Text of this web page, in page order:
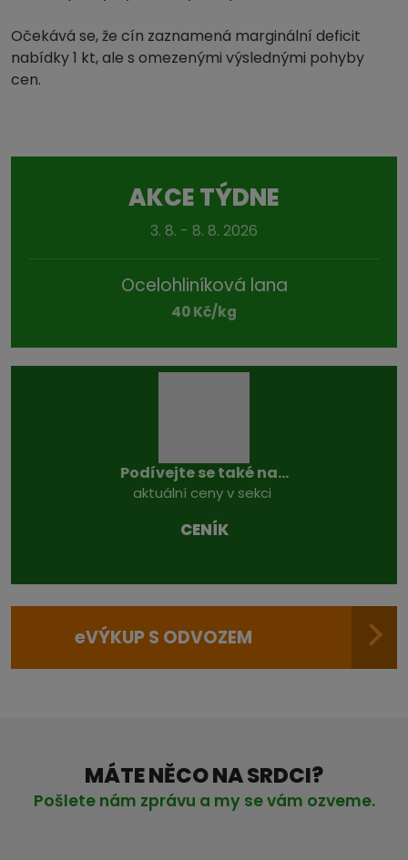
Očekává se, že cín zaznamená marginální deficit
nabídky 1 kt, ale s omezenými výslednými pohyby
cen.
AKCE TÝDNE
3. 8. - 8. 8. 2026
Ocelohliníková lana
40 Kč/kg
Podívejte se také na...
aktuální ceny v sekci
CENÍK
eVÝKUP S ODVOZEM
MÁTE NĚCO NA SRDCI?
Pošlete nám zprávu a my se vám ozveme.